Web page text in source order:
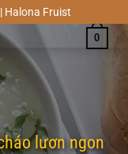
Halona Fruist
0
lươn ngon